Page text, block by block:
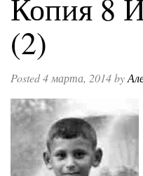
Копия 8
(2)
Posted4 марта, 2014by